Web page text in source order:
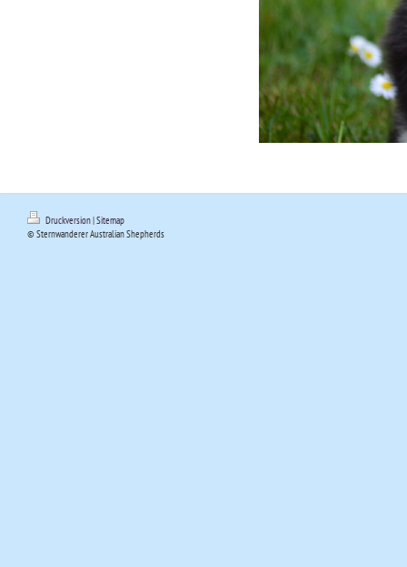
Druckversion|Sitemap
© Sternwanderer Australian Shepherds